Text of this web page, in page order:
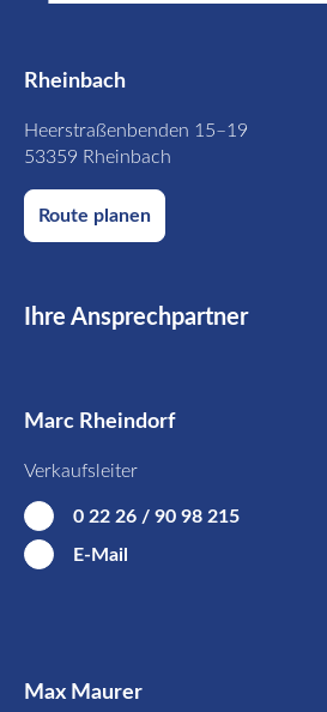
Rheinbach
Heerstraßenbenden 15–19
53359 Rheinbach
Route planen
Ihre Ansprechpartner
Marc Rheindorf
Verkaufsleiter
0 22 26 / 90 98 215
E-Mail
Max Maurer